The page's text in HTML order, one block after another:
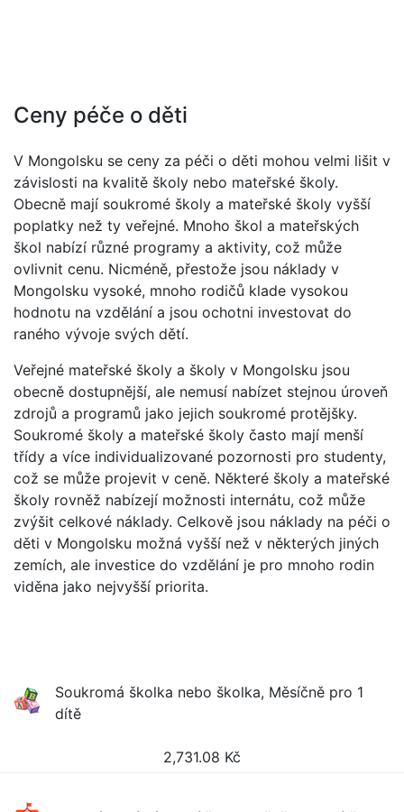
Ceny péče o děti
V Mongolsku se ceny za péči o děti mohou velmi lišit v
závislosti na kvalitě školy nebo mateřské školy.
Obecně mají soukromé školy a mateřské školy vyšší
poplatky než ty veřejné. Mnoho škol a mateřských
škol nabízí různé programy a aktivity, což může
ovlivnit cenu. Nicméně, přestože jsou náklady v
Mongolsku vysoké, mnoho rodičů klade vysokou
hodnotu na vzdělání a jsou ochotni investovat do
raného vývoje svých dětí.
Veřejné mateřské školy a školy v Mongolsku jsou
obecně dostupnější, ale nemusí nabízet stejnou úroveň
zdrojů a programů jako jejich soukromé protějšky.
Soukromé školy a mateřské školy často mají menší
třídy a více individualizované pozornosti pro studenty,
což se může projevit v ceně. Některé školy a mateřské
školy rovněž nabízejí možnosti internátu, což může
zvýšit celkové náklady. Celkově jsou náklady na péči o
děti v Mongolsku možná vyšší než v některých jiných
zemích, ale investice do vzdělání je pro mnoho rodin
viděna jako nejvyšší priorita.
Soukromá školka nebo školka, Měsíčně pro 1
dítě
2,731.08 Kč